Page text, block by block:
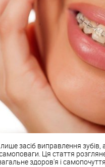
засіб виправлення
Ця стаття
здоров'я і